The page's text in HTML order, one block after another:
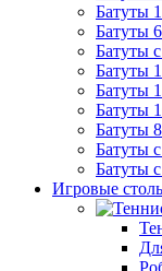
Батуты
Батуты
Батуты
Батуты
Батуты
Батуты
Батуты
Батуты
Батуты
Игровые